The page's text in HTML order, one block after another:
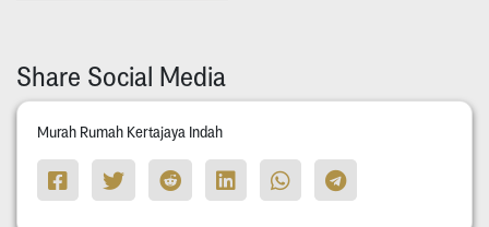
Share Social Media
Murah Rumah Kertajaya Indah